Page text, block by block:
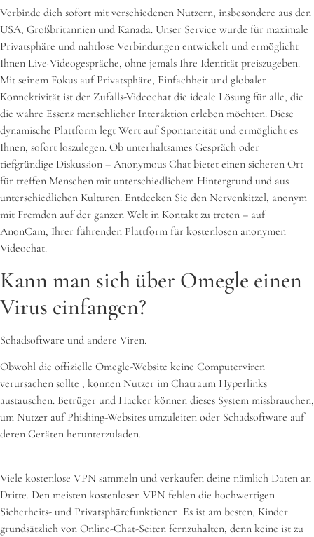
Verbinde dich sofort mit verschiedenen Nutzern, insbesondere aus den
USA, Großbritannien und Kanada. Unser Service wurde für maximale
Privatsphäre und nahtlose Verbindungen entwickelt und ermöglicht
Ihnen Live-Videogespräche, ohne jemals Ihre Identität preiszugeben.
Mit seinem Fokus auf Privatsphäre, Einfachheit und globaler
Konnektivität ist der Zufalls-Videochat die ideale Lösung für alle, die
die wahre Essenz menschlicher Interaktion erleben möchten. Diese
dynamische Plattform legt Wert auf Spontaneität und ermöglicht es
Ihnen, sofort loszulegen. Ob unterhaltsames Gespräch oder
tiefgründige Diskussion – Anonymous Chat bietet einen sicheren Ort
für treffen Menschen mit unterschiedlichem Hintergrund und aus
unterschiedlichen Kulturen. Entdecken Sie den Nervenkitzel, anonym
mit Fremden auf der ganzen Welt in Kontakt zu treten – auf
AnonCam, Ihrer führenden Plattform für kostenlosen anonymen
Videochat.
Kann man sich über Omegle einen
Virus einfangen?
Schadsoftware und andere Viren.
Obwohl die offizielle Omegle-Website keine Computerviren
verursachen sollte , können Nutzer im Chatraum Hyperlinks
austauschen. Betrüger und Hacker können dieses System missbrauchen,
um Nutzer auf Phishing-Websites umzuleiten oder Schadsoftware auf
deren Geräten herunterzuladen.
Viele kostenlose VPN sammeln und verkaufen deine nämlich Daten an
Dritte. Den meisten kostenlosen VPN fehlen die hochwertigen
Sicherheits- und Privatsphärefunktionen. Es ist am besten, Kinder
grundsätzlich von Online-Chat-Seiten fernzuhalten, denn keine ist zu